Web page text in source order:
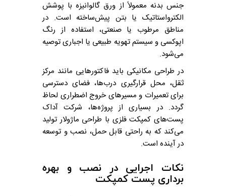
جنس بدنه معمولاً از ورق گالوانیزه با پوشش
الکترواستاتیک یا بتن پیش‌ساخته است. در
مناطق مرطوب یا صنعتی، استفاده از رنگ
اپوکسی و سیستم تهویه طبیعی یا اجباری توصیه
می‌شود.
در طراحی مکانیکی باید فاکتورهایی مانند مرکز
ثقل، محل قرارگیری درب‌ها، فضای دسترسی
برای تعمیرات و مسیرهای خروج اضطراری لحاظ
گردد. در بسیاری از پروژه‌ها، شرکت آداک
پست‌های کمپکت فلزی با طراحی ماژولار تولید
می‌کند که به راحتی قابل حمل، نصب و توسعه
در آینده است.
نکات اجرایی در نصب و بهره‌
برداری پست کمپکت